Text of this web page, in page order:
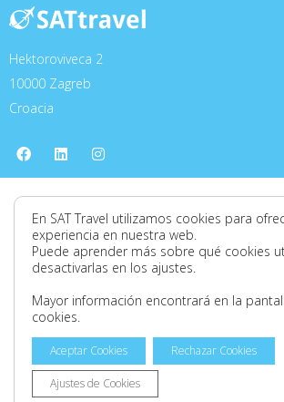
Hektoroviveca 2
10000 Zagreb
Croacia
F
a
c
L
i
n
d
i
n
I
n
s
g
r
a
m
En SAT Travel utilizamos cookies para
experiencia en nuestra web.
Puede aprender más sobre qué cookies
desactivarlas en los ajustes.
Mayor información encontrará en la
cookies.
Aceptar Cookies Rechazar Cookies
Ajustes de Cookies